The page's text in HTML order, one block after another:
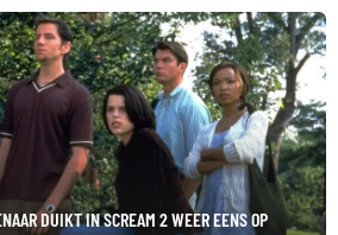
DUIKT IN SCREAM 2 WEER EENS OP